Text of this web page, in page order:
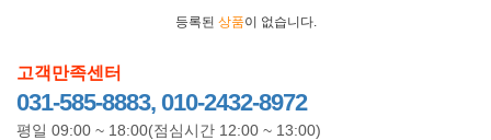
등록된 상품이 없습니다.
고객만족센터
031-585-8883, 010-2432-8972
평일 09:00 ~ 18:00(점심시간 12:00 ~ 13:00)